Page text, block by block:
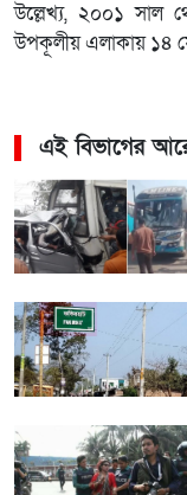
উল্লেখ্য, ২০০১ সাল
উপকূলীয় এলাকায় ১৪
এই বিভাগের